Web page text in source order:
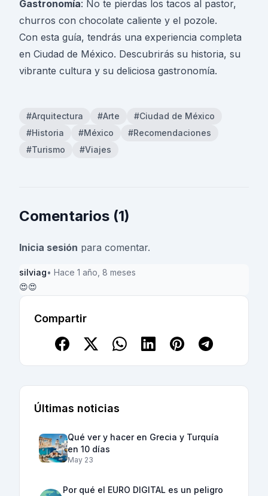
Gastronomía: No te pierdas los tacos al pastor,
churros con chocolate caliente y el pozole.
Con esta guía, tendrás una experiencia completa
en Ciudad de México. Descubrirás su historia, su
vibrante cultura y su deliciosa gastronomía.
#Arquitectura #Arte
#Ciudad de México
#Historia
#México
#Recomendaciones
#Turismo
#Viajes
Comentarios (1)
Inicia sesión para comentar.
silviag• Hace 1 año, 8 meses
😍😍
Compartir
Últimas noticias
Qué ver y hacer en Grecia y Turquía
en 10 días
May 23
Por qué el EURO DIGITAL es un peligro